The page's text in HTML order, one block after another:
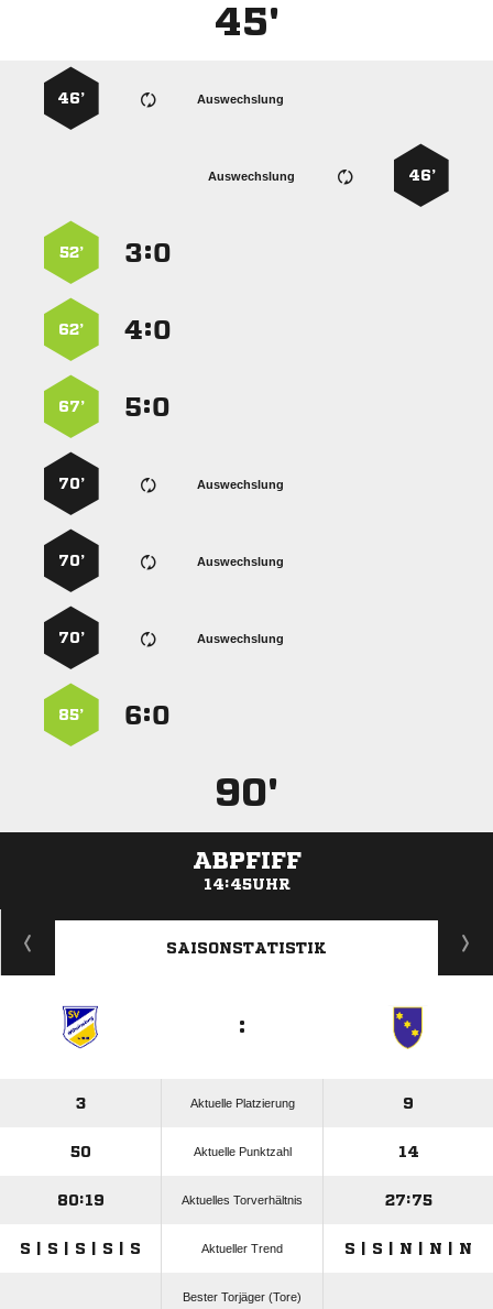
45'
Auswechslung
46’
46’
Auswechslung
:
52’
:
62’
:
67’
Auswechslung
70’
Auswechslung
70’
Auswechslung
70’
:
85’
90'
ABPFIFF
14:45UHR
ANZEIGE
SAISONSTATISTIK
:
3 Aktuelle Platzierung 9
50 Aktuelle Punktzahl 14
80:19 Aktuelles Torverhältnis 27:75
S | S | S | S | S Aktueller Trend S | S | N | N | N
Bester Torjäger (Tore)